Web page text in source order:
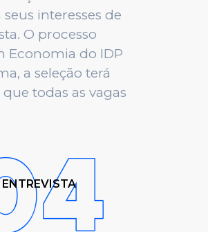
interesses de
O processo
Economia do IDP
a seleção terá
todas as vagas
ENTREVISTA